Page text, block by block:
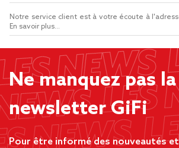
Notre service client est à votre écoute à
En savoir plus...
Ne manquez pas la
newsletter GiFi
Pour être informé des nouveautés